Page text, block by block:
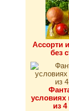
Ассорти
без
условиях
из